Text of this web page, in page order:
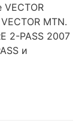
MTN.
2-PASS 2007
и